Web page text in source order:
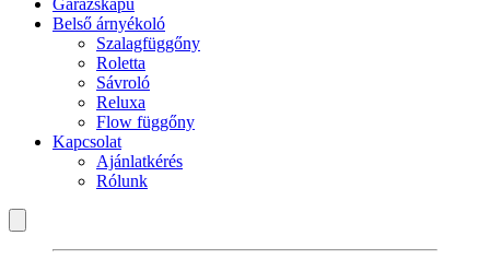
Garázskapu
Belső árnyékoló
Szalagfüggőny
Roletta
Sávroló
Reluxa
Flow függőny
Kapcsolat
Ajánlatkérés
Rólunk